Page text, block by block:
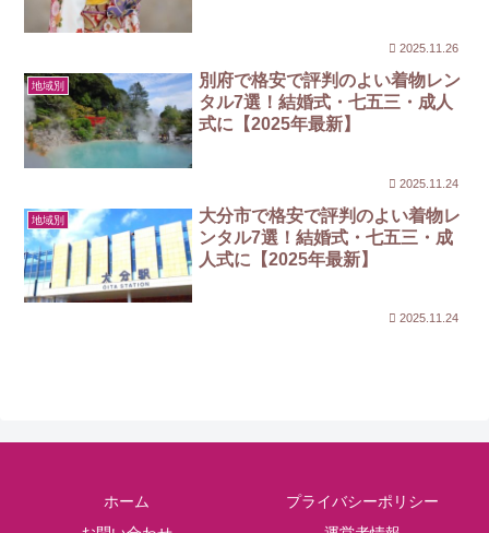
2025.11.26
地域別
別府で格安で評判のよい着物レン
タル7選！結婚式・七五三・成人
式に【2025年最新】
2025.11.24
地域別
大分市で格安で評判のよい着物レ
ンタル7選！結婚式・七五三・成
人式に【2025年最新】
2025.11.24
ホーム
プライバシーポリシー